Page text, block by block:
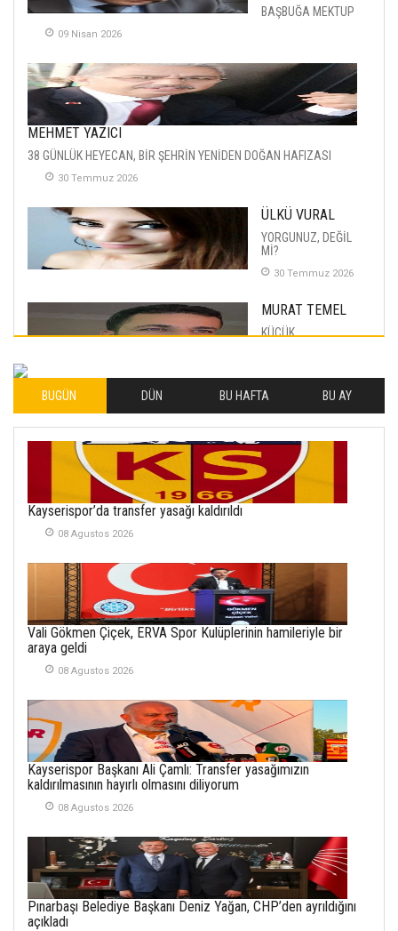
BAŞBUĞA MEKTUP
09 Nisan 2026
MEHMET YAZICI
38 GÜNLÜK HEYECAN, BİR ŞEHRİN YENİDEN DOĞAN HAFIZASI
30 Temmuz 2026
ÜLKÜ VURAL
YORGUNUZ, DEĞİL
Mİ?
30 Temmuz 2026
MURAT TEMEL
KÜÇÜK
İLHAN YILMAZ
SOFRADA AYRIMCILIK
VAR
26 Subat 2026
METİN ERTEM
21 Haziran 2026
SEMRA ŞAHİN
KENDİNE UYANMAK
İlgi Alanlarımız ve Biz
02 Ekim 2025
SABAHATTİN
puana Ulaştı
01 Mayis 2026
BUGÜN DÜN BU HAFTA BU AY
Kayserispor’da transfer yasağı kaldırıldı
08 Agustos 2026
Vali Gökmen Çiçek, ERVA Spor Kulüplerinin hamileriyle bir
araya geldi
08 Agustos 2026
Kayserispor Başkanı Ali Çamlı: Transfer yasağımızın
kaldırılmasının hayırlı olmasını diliyorum
08 Agustos 2026
Pınarbaşı Belediye Başkanı Deniz Yağan, CHP’den ayrıldığını
açıkladı